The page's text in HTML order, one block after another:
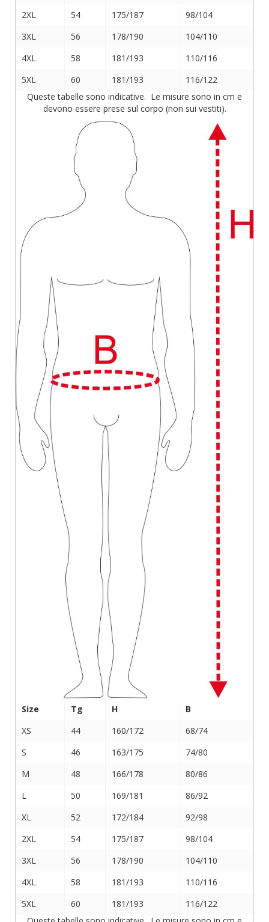
2XL
54 175/187
98/104
3XL
56 178/190
104/110
4XL
58 181/193
110/116
5XL
60 181/193
116/122
Queste tabelle sono indicative. Le misure sono in cm e
devono essere prese sul corpo (non sui vestiti).
Size Tg H
B
XS
44 160/172
68/74
S
46 163/175
74/80
M
48 166/178
80/86
L
50 169/181
86/92
XL
52 172/184
92/98
2XL
54 175/187
98/104
3XL
56 178/190
104/110
4XL
58 181/193
110/116
5XL
60 181/193
116/122